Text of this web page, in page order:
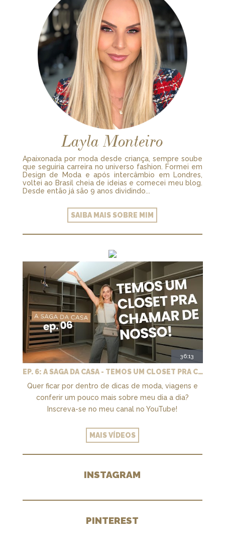
Layla Monteiro
Apaixonada por moda desde criança, sempre soube
que seguiria carreira no universo fashion. Formei em
Design de Moda e após intercâmbio em Londres,
voltei ao Brasil cheia de ideias e comecei meu blog.
Desde então já são 9 anos dividindo...
SAIBA MAIS SOBRE MIM
36:13
EP. 6: A SAGA DA CASA - TEMOS UM CLOSET PRA CHAMAR DE NOSSO + MARCENARIA E PAISAGISMO
Quer ficar por dentro de dicas de moda, viagens e
conferir um pouco mais sobre meu dia a dia?
Inscreva-se no meu canal no YouTube!
MAIS VÍDEOS
INSTAGRAM
PINTEREST